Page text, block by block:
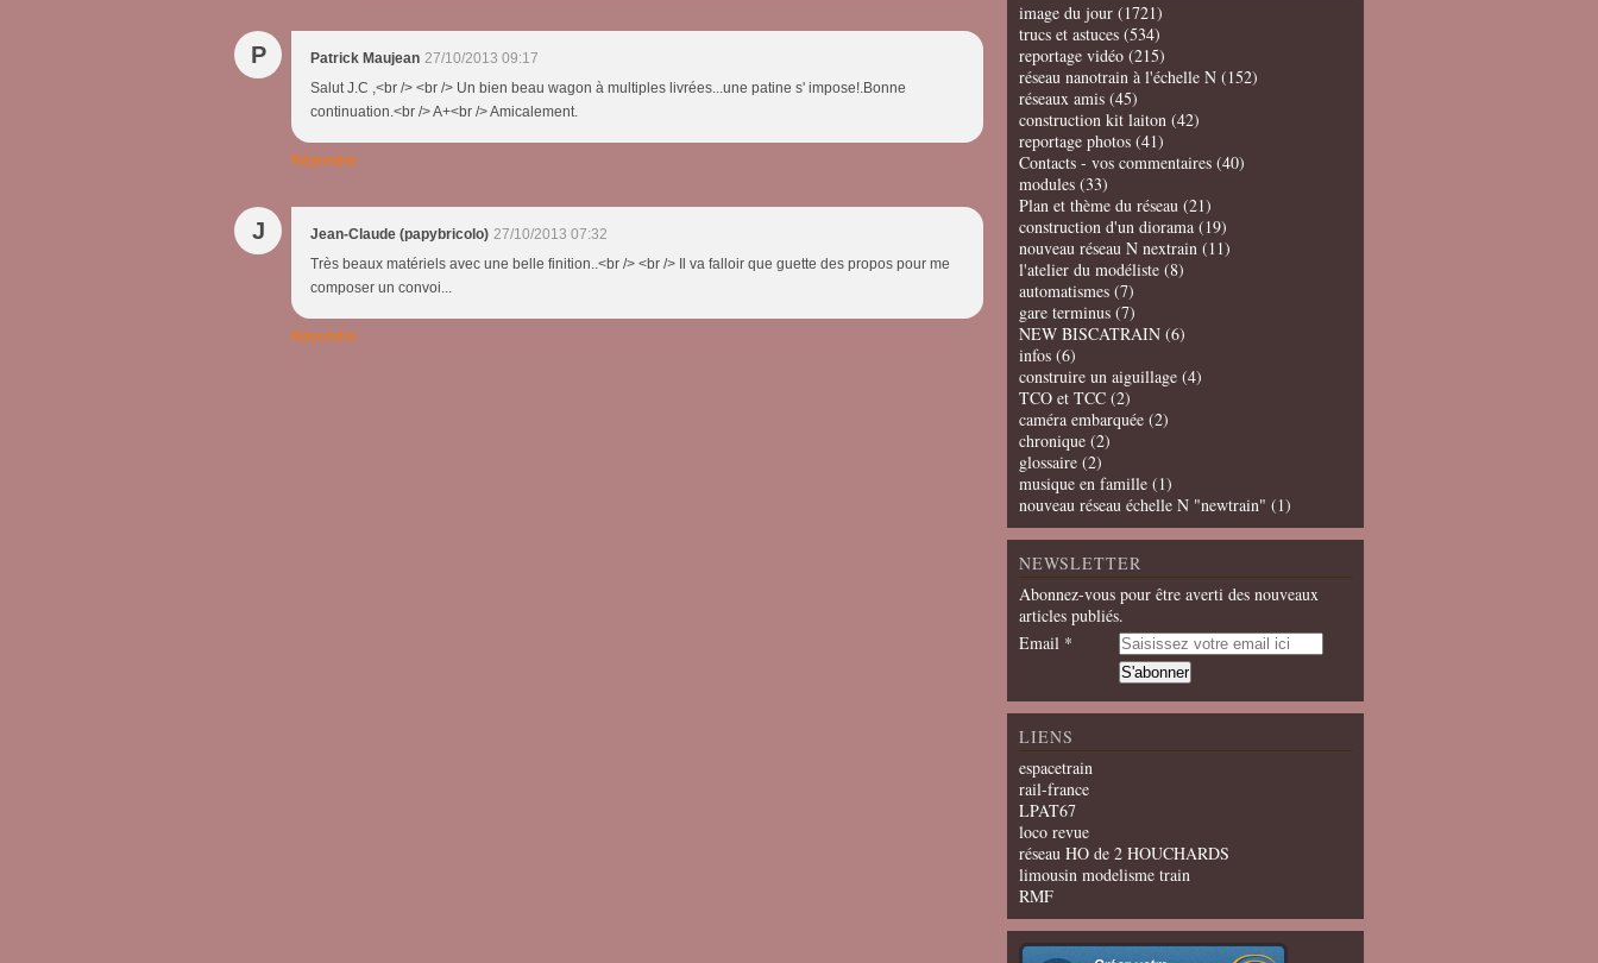
P Patrick Maujean 27/10/2013 09:17
Salut J.C ,<br /> <br /> Un bien beau wagon à multiples livrées...une patine s' impose!.Bonne
continuation.<br /> A+<br /> Amicalement.
Répondre
J Jean-Claude (papybricolo) 27/10/2013 07:32
Très beaux matériels avec une belle finition..<br /> <br /> Il va falloir que guette des propos pour me
composer un convoi...
Répondre
image du jour (1721)
trucs et astuces (534)
reportage vidéo (215)
réseau nanotrain à l'échelle N (152)
réseaux amis (45)
construction kit laiton (42)
reportage photos (41)
Contacts - vos commentaires (40)
modules (33)
Plan et thème du réseau (21)
construction d'un diorama (19)
nouveau réseau N nextrain (11)
l'atelier du modéliste (8)
automatismes (7)
gare terminus (7)
NEW BISCATRAIN (6)
infos (6)
construire un aiguillage (4)
TCO et TCC (2)
caméra embarquée (2)
chronique (2)
glossaire (2)
musique en famille (1)
nouveau réseau échelle N "newtrain" (1)
NEWSLETTER
Abonnez-vous pour être averti des nouveaux
articles publiés.
Email
LIENS
espacetrain
rail-france
LPAT67
loco revue
réseau HO de 2 HOUCHARDS
limousin modelisme train
RMF